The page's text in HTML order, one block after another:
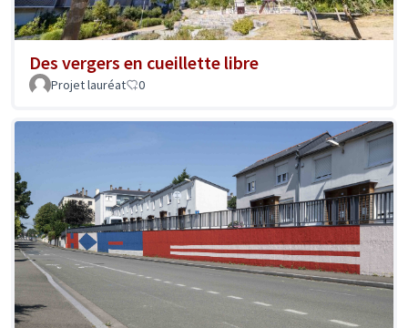
Des vergers en cueillette libre
Projet lauréat 0